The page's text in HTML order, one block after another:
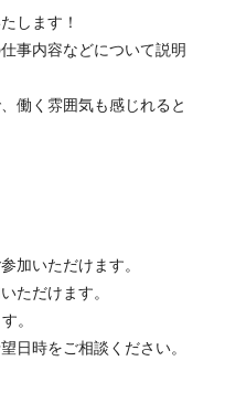
します！
事内容などについて説明
働く雰囲気も感じれると
加いただけます。
ただけます。
。
日時をご相談ください。